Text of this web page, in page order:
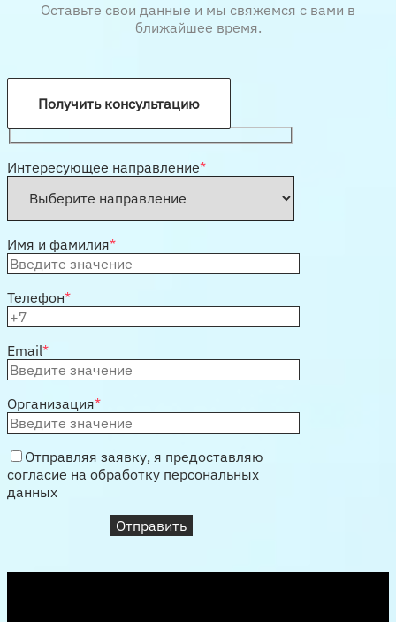
Оставьте свои данные и мы свяжемся с вами в
ближайшее время.
Получить консультацию
Интересующее направление*
Имя и фамилия*
Телефон*
Email*
Организация*
Отправляя заявку, я предоставляю
согласие на обработку персональных
данных
Отправить